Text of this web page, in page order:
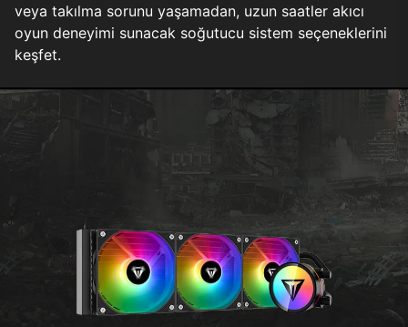
veya takılma sorunu yaşamadan, uzun saatler akıcı
oyun deneyimi sunacak soğutucu sistem seçeneklerini
keşfet.